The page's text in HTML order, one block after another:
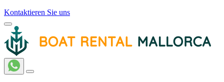
Kontaktieren Sie uns